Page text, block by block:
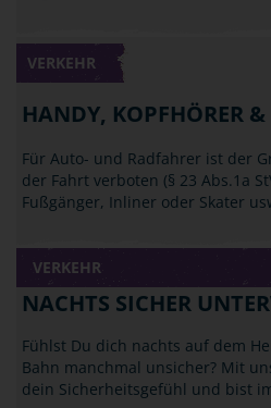
VERKEHR
HANDY, KOPFHÖRER &
Für Auto- und Radfahrer ist der
der Fahrt verboten (§ 23 Abs.1a
Fußgänger, Inliner oder Skater
VERKEHR
NACHTS SICHER
Fühlst Du dich nachts auf dem
Bahn manchmal unsicher? Mit
dein Sicherheitsgefühl und bist